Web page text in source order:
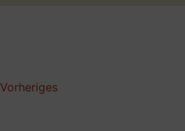
Vorheriges